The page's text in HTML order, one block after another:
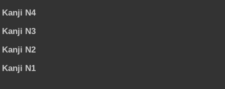
Kanji N4
Kanji N3
Kanji N2
Kanji N1